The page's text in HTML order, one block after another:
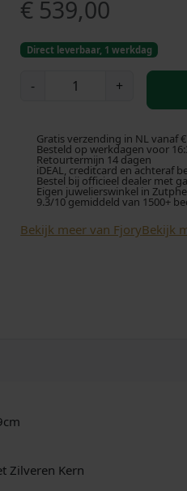
€ 539,00
Direct leverbaar, 1 werkdag
-
e
s
+
Gratis verzending in NL vanaf
Besteld op werkdagen voor
Retourtermijn 14 dagen
iDEAL, creditcard en achteraf
Bestel bij officieel dealer met
Eigen juwelierswinkel in
9.3/10 gemiddeld van 1500+
Bekijk meer van FjoryBekijk
Zilveren Kern